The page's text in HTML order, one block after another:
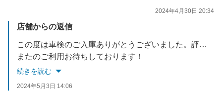
2024年4月30日 20:34
店舗からの返信
この度は車検のご入庫ありがとうございました。評価も合わせてありがとうございます。
またのご利用お待ちしております！
続きを読む
2024年5月3日 14:06